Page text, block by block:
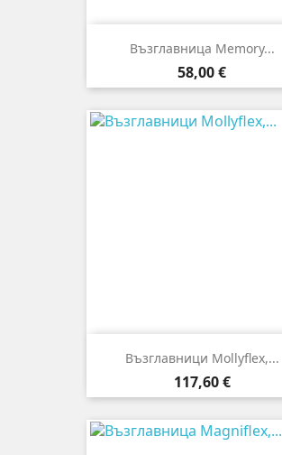
Възглавница Memory...
Цена
58,00 €
Възглавници Mollyflex,...
Цена
117,60 €